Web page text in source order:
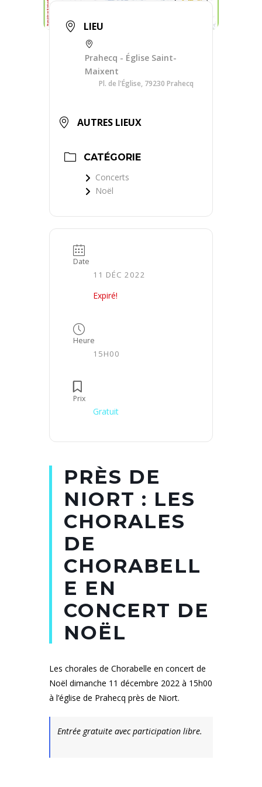
LIEU
Prahecq - Église Saint-
Maixent
Pl. de l'Église, 79230 Prahecq
AUTRES LIEUX
CATÉGORIE
Concerts
Noël
Date
11 DÉC 2022
Expiré!
Heure
15H00
Prix
Gratuit
PRÈS DE
NIORT : LES
CHORALES
DE
CHORABELL
E EN
CONCERT DE
NOËL
Les chorales de Chorabelle en concert de
Noël dimanche 11 décembre 2022 à 15h00
à l’église de Prahecq près de Niort.
Entrée gratuite avec participation libre.